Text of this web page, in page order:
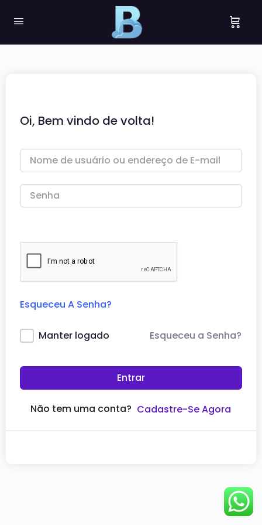
Oi, Bem vindo de volta!
Esqueceu A Senha?
Manter logado Esqueceu a Senha?
Entrar
Não tem uma conta? Cadastre-Se Agora